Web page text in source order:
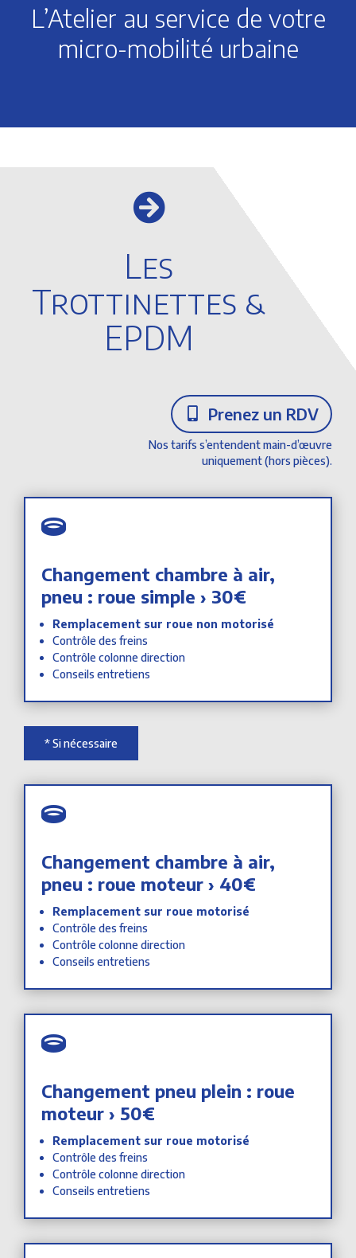
L’Atelier au service de votre
micro-mobilité urbaine

Les
Trottinettes &
EPDM
Prenez un RDV
Nos tarifs s’entendent main-d’œuvre
uniquement (hors pièces).

Changement chambre à air,
pneu : roue simple › 30€
Remplacement sur roue non motorisé
Contrôle des freins
Contrôle colonne direction
Conseils entretiens
* Si nécessaire

Changement chambre à air,
pneu : roue moteur › 40€
Remplacement sur roue motorisé
Contrôle des freins
Contrôle colonne direction
Conseils entretiens

Changement pneu plein : roue
moteur › 50€
Remplacement sur roue motorisé
Contrôle des freins
Contrôle colonne direction
Conseils entretiens